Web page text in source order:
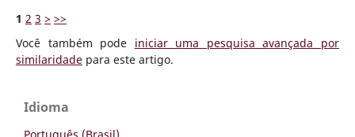
1 2 3 > >>
Você também pode iniciar uma pesquisa avançada por
similaridadepara este artigo.
Idioma